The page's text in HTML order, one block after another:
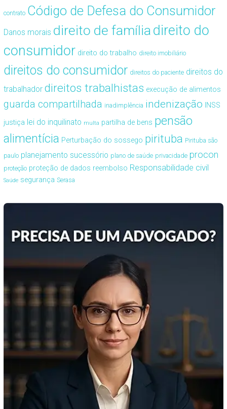
contrato Código de Defesa do Consumidor
Danos morais direito de famíliadireito do
consumidor direito do trabalho direito imobiliário
direitos do consumidor direitos do paciente direitos do
trabalhador direitos trabalhistas execução de alimentos
guarda compartilhada inadimplência indenização INSS
justiça lei do inquilinato multa partilha de bens pensão
alimentícia Perturbação do sossego pirituba Pirituba são
paulo planejamento sucessório plano de saúde privacidade procon
proteção proteção de dados reembolso Responsabilidade civil
Saúde segurança Serasa